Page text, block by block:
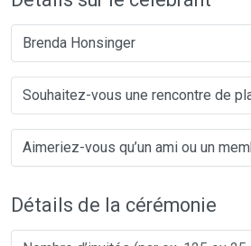
Brenda Honsinger
Détails de la cérémonie